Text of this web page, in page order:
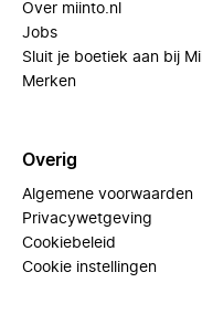
Over miinto.nl
Jobs
Sluit je boetiek aan bij
Merken
Overig
Algemene voorwaarden
Privacywetgeving
Cookiebeleid
Cookie instellingen